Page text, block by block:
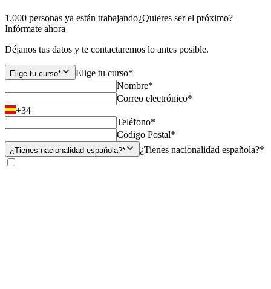
1.000 personas ya están trabajando¿Quieres ser el próximo?
Infórmate ahora
Déjanos tus datos y te contactaremos lo antes posible.
Elige tu curso*
Elige tu curso*
Nombre*
Correo electrónico*
+34
Teléfono*
Código Postal*
¿Tienes nacionalidad española?* ¿Tienes nacionalidad española?*